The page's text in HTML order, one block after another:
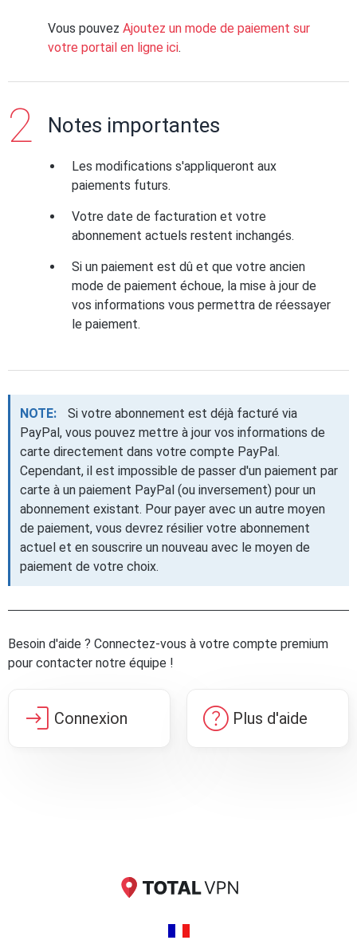
Vous pouvez Ajoutez un mode de paiement sur
votre portail en ligne ici.
Notes importantes
Les modifications s'appliqueront aux
paiements futurs.
Votre date de facturation et votre
abonnement actuels restent inchangés.
Si un paiement est dû et que votre ancien
mode de paiement échoue, la mise à jour de
vos informations vous permettra de réessayer
le paiement.
NOTE:
Si votre abonnement est déjà facturé via
PayPal, vous pouvez mettre à jour vos informations de
carte directement dans votre compte PayPal.
Cependant, il est impossible de passer d'un paiement par
carte à un paiement PayPal (ou inversement) pour un
abonnement existant. Pour payer avec un autre moyen
de paiement, vous devrez résilier votre abonnement
actuel et en souscrire un nouveau avec le moyen de
paiement de votre choix.
Besoin d'aide ? Connectez-vous à votre compte premium
pour contacter notre équipe !
login Connexion help Plus d'aide